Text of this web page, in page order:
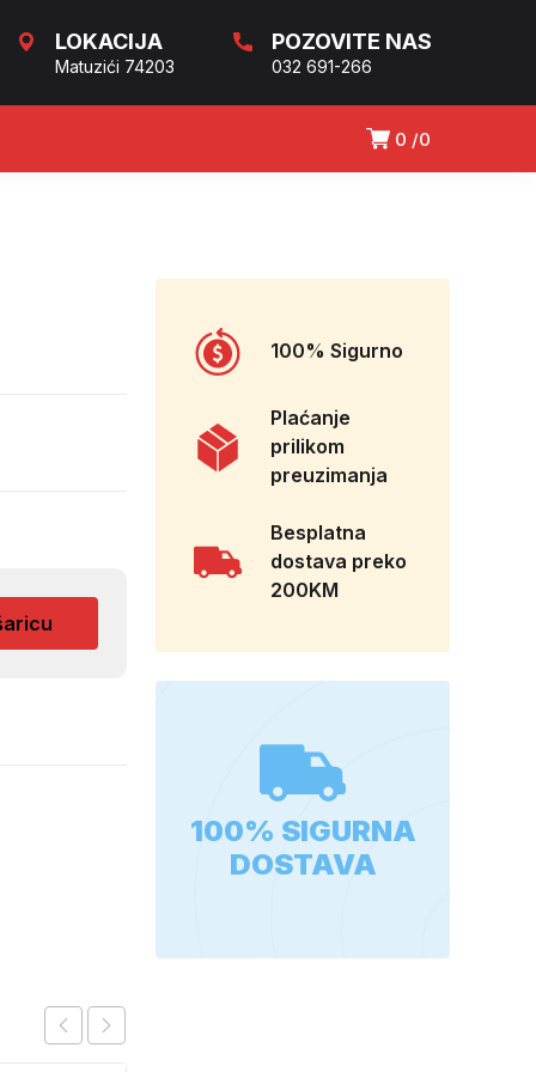
LOKACIJA
Matuzići 74203
POZOVITE NAS
032 691-266
0 0
100% Sigurno
Plaćanje
prilikom
preuzimanja
Besplatna
dostava preko
200KM
100% SIGURNA
DOSTAVA